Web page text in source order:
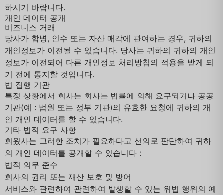
하시기 바랍니다.
개인 데이터 공개
비즈니스 거래
당사가 합병, 인수 또는 자산 매각에 관여하는 경우, 귀하의
개인정보가 이전될 수 있습니다. 당사는 귀하의 귀하의 개인
정보가 이전되어 다른 개인정보 처리방침의 적용을 받게 되
기 전에 통지할 것입니다.
법 집행 기관
특정 상황에서 회사는 회사는 법률에 의해 요구되거나 공공
기관(예 : 법원 또는 정부 기관)의 유효한 요청에 귀하의 개
인 개인 데이터를 할 수 있습니다.
기타 법적 요구 사항
회욌사는 그러한 조치가 필요하다고 선의로 판단하여 귀하
의 개인 데이터를 공개할 수 있습니다 :
법적 의무 준수
회사의 권리 또는 재산 보호 및 방어
서비스와 관련하여 관련하여 발생할 수 있는 위법 행위의 예